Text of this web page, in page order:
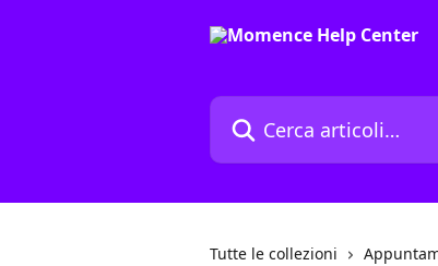
Cerca articoli…
Tutte le collezioni